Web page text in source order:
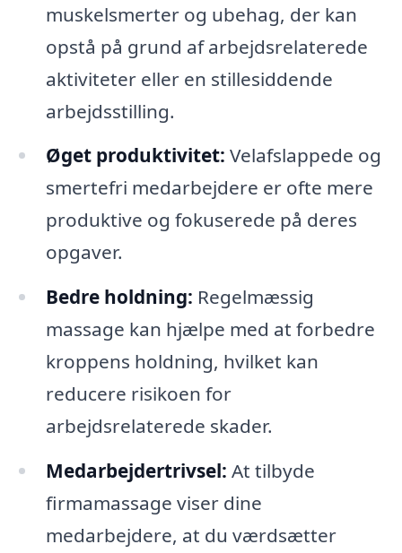
muskelsmerter og ubehag, der kan
opstå på grund af arbejdsrelaterede
aktiviteter eller en stillesiddende
arbejdsstilling.
Øget produktivitet: Velafslappede og
smertefri medarbejdere er ofte mere
produktive og fokuserede på deres
opgaver.
Bedre holdning: Regelmæssig
massage kan hjælpe med at forbedre
kroppens holdning, hvilket kan
reducere risikoen for
arbejdsrelaterede skader.
Medarbejdertrivsel: At tilbyde
firmamassage viser dine
medarbejdere, at du værdsætter